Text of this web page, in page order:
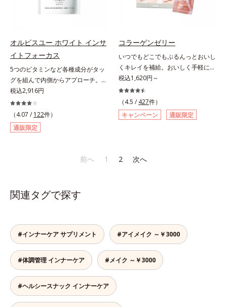
わず爽やかにカバーします。
を配合しています。美凛六草エキス
とは、花茶の代表的な原料、メイク
含むローズマリーなど古来より伝わ
る6種の植物エキスをぎゅっと凝縮
したオリジナルブレンドのエキスで
す。＊美凛六草（メイリンロクソ
ウ）エキスとは、メイクイファ、ベ
ニバナ、キンセンカ、ローズマリ
ー、ホップ、キクカ、6種類の植物
エキスの総称です。
オルビスユー ホワイト インサ
イトフォーカス
5つのビタミンなど各種成分がタッ
グを組んで内側からアプローチ。透
明感のある美しさをサポートする成
分を凝縮した美容サプリです。L-シ
スチンや植物エキス、ビタミンCを
はじめとした5つのビタミンによっ
て、多角的にアプローチ。さらに南
ァバ葉エキスもプラスしました。体
の内側から美しさに磨きをかけたい
税込2,916円
（4.07 / 122件）
通販限定
コラーゲンゼリー
いつでもどこでもぷるんっとおいし
くキレイを補給。おいしく手軽にキ
レイをチャージ！ おやつ感覚でハ
リと弾力のある毎日に欠かせない人
気のコラーゲンを補給できる、ステ
ィック型ゼリーです。吸収が早い、
分子の小さなコラーゲンが1袋にた
B6も加えました。コラーゲン特有
をチャージできます。年齢と共に気
になる悩みも、おやつやデザート時
にぷるんっと食べて解消を目指しま
しょう。脂肪分ゼロ＆1袋20kcal
で、ダイエット中でも安心です。各
税込1,620円～
（4.5 / 427件）
キャンペーン
通販限定
前へ 1 2 次へ
関連タグで探す
#インナーケア サプリメント #アイメイク ～￥3000
#体調管理 インナーケア #メイク ～￥3000
#ヘルシースナック インナーケア